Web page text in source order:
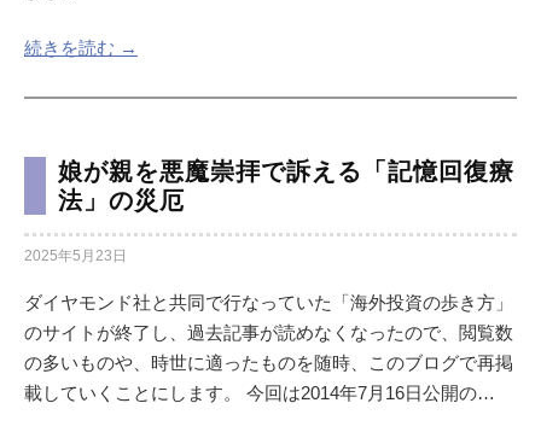
続きを読む →
娘が親を悪魔崇拝で訴える「記憶回復療
法」の災厄
2025年5月23日
ダイヤモンド社と共同で行なっていた「海外投資の歩き方」
のサイトが終了し、過去記事が読めなくなったので、閲覧数
の多いものや、時世に適ったものを随時、このブログで再掲
載していくことにします。 今回は2014年7月16日公開の…